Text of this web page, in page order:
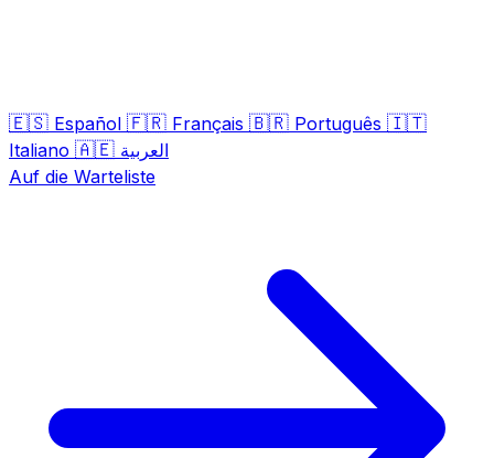
🇪🇸 Español 🇫🇷 Français 🇧🇷 Português 🇮🇹
Italiano 🇦🇪 العربية
Auf die Warteliste